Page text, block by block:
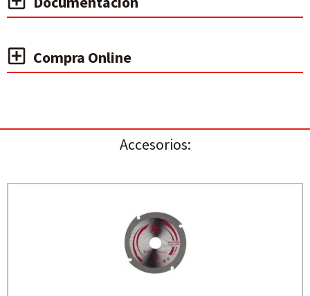
Compra Online
Accesorios: